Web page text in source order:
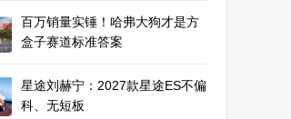
百万销量实锤！哈弗大狗才是方
盒子赛道标准答案
星途刘赫宁：2027款星途ES不偏
科、无短板